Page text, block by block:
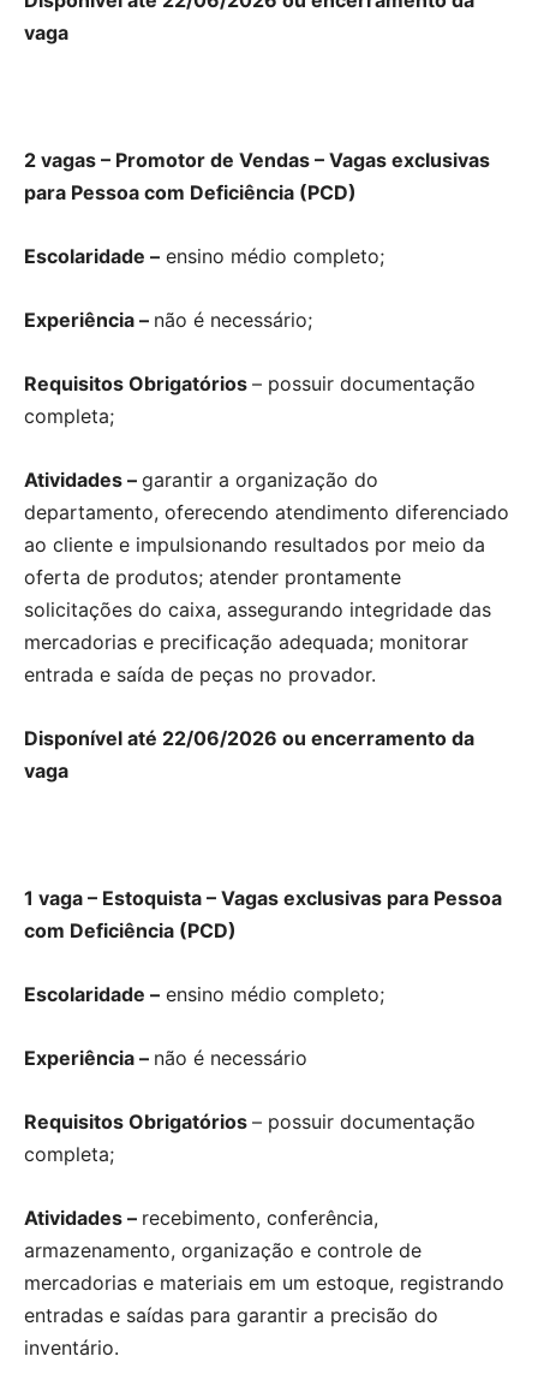
vaga
2 vagas – Promotor de Vendas – Vagas exclusivas
para Pessoa com Deficiência (PCD)
Escolaridade – ensino médio completo;
Experiência – não é necessário;
Requisitos Obrigatórios – possuir documentação
completa;
Atividades – garantir a organização do
departamento, oferecendo atendimento diferenciado
ao cliente e impulsionando resultados por meio da
oferta de produtos; atender prontamente
solicitações do caixa, assegurando integridade das
mercadorias e precificação adequada; monitorar
entrada e saída de peças no provador.
Disponível até 22/06/2026 ou encerramento da
vaga
1 vaga – Estoquista – Vagas exclusivas para Pessoa
com Deficiência (PCD)
Escolaridade – ensino médio completo;
Experiência – não é necessário
Requisitos Obrigatórios – possuir documentação
completa;
Atividades – recebimento, conferência,
armazenamento, organização e controle de
mercadorias e materiais em um estoque, registrando
entradas e saídas para garantir a precisão do
inventário.